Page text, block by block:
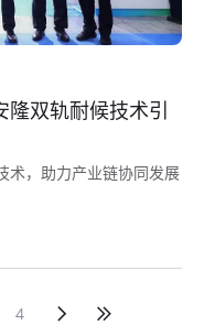
隆双轨耐候技术引
术，助力产业链协同发展
4